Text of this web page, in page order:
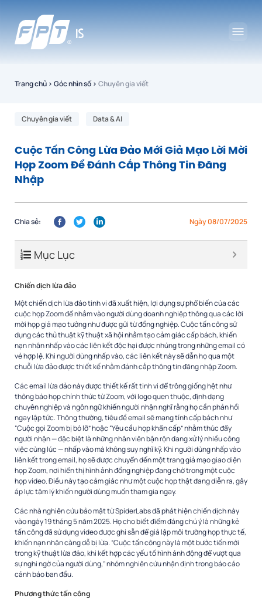
Trang chủ › Góc nhìn số› Chuyên gia viết
Chuyên gia viết Data & AI
Cuộc Tấn Công Lừa Đảo Mới Giả Mạo Lời Mời
Họp Zoom Để Đánh Cắp Thông Tin Đăng
Nhập
Ngày 08/07/2025
Chia sẻ:
Mục Lục
Chiến dịch lừa đảo
Một chiến dịch lừa đảo tinh vi đã xuất hiện, lợi dụng sự phổ biến của các
cuộc họp Zoom để nhắm vào người dùng doanh nghiệp thông qua các lời
mời họp giả mạo tưởng như được gửi từ đồng nghiệp. Cuộc tấn công sử
dụng các thủ thuật kỹ thuật xã hội nhằm tạo cảm giác cấp bách, khiến
nạn nhân nhấp vào các liên kết độc hại được nhúng trong những email có
vẻ hợp lệ. Khi người dùng nhấp vào, các liên kết này sẽ dẫn họ qua một
chuỗi lừa đảo được thiết kế nhằm đánh cắp thông tin đăng nhập Zoom.
Các email lừa đảo này được thiết kế rất tinh vi để trông giống hệt như
thông báo họp chính thức từ Zoom, với logo quen thuộc, định dạng
chuyên nghiệp và ngôn ngữ khiến người nhận nghĩ rằng họ cần phản hồi
ngay lập tức. Thông thường, tiêu đề email sẽ mang tính cấp bách như
“Cuộc gọi Zoom bị bỏ lỡ” hoặc “Yêu cầu họp khẩn cấp” nhằm thúc đẩy
người nhận — đặc biệt là những nhân viên bận rộn đang xử lý nhiều công
việc cùng lúc — nhấp vào mà không suy nghĩ kỹ. Khi người dùng nhấp vào
liên kết trong email, họ sẽ được chuyển đến một trang giả mạo giao diện
họp Zoom, nơi hiển thị hình ảnh đồng nghiệp đang chờ trong một cuộc
họp video. Điều này tạo cảm giác như một cuộc họp thật đang diễn ra, gây
áp lực tâm lý khiến người dùng muốn tham gia ngay.
Các nhà nghiên cứu bảo mật từ SpiderLabs đã phát hiện chiến dịch này
vào ngày 19 tháng 5 năm 2025. Họ cho biết điểm đáng chú ý là những kẻ
tấn công đã sử dụng video được ghi sẵn để giả lập môi trường họp thực tế,
khiến nạn nhân càng dễ bị lừa. “Cuộc tấn công này là một bước tiến mới
trong kỹ thuật lừa đảo, khi kết hợp các yếu tố hình ảnh động để vượt qua
sự nghi ngờ của người dùng,” nhóm nghiên cứu nhận định trong báo cáo
cảnh báo ban đầu.
Phương thức tấn công